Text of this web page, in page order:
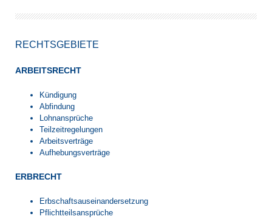
RECHTSGEBIETE
ARBEITSRECHT
Kündigung
Abfindung
Lohnansprüche
Teilzeitregelungen
Arbeitsverträge
Aufhebungsverträge
ERBRECHT
Erbschaftsauseinandersetzung
Pflichtteilsansprüche